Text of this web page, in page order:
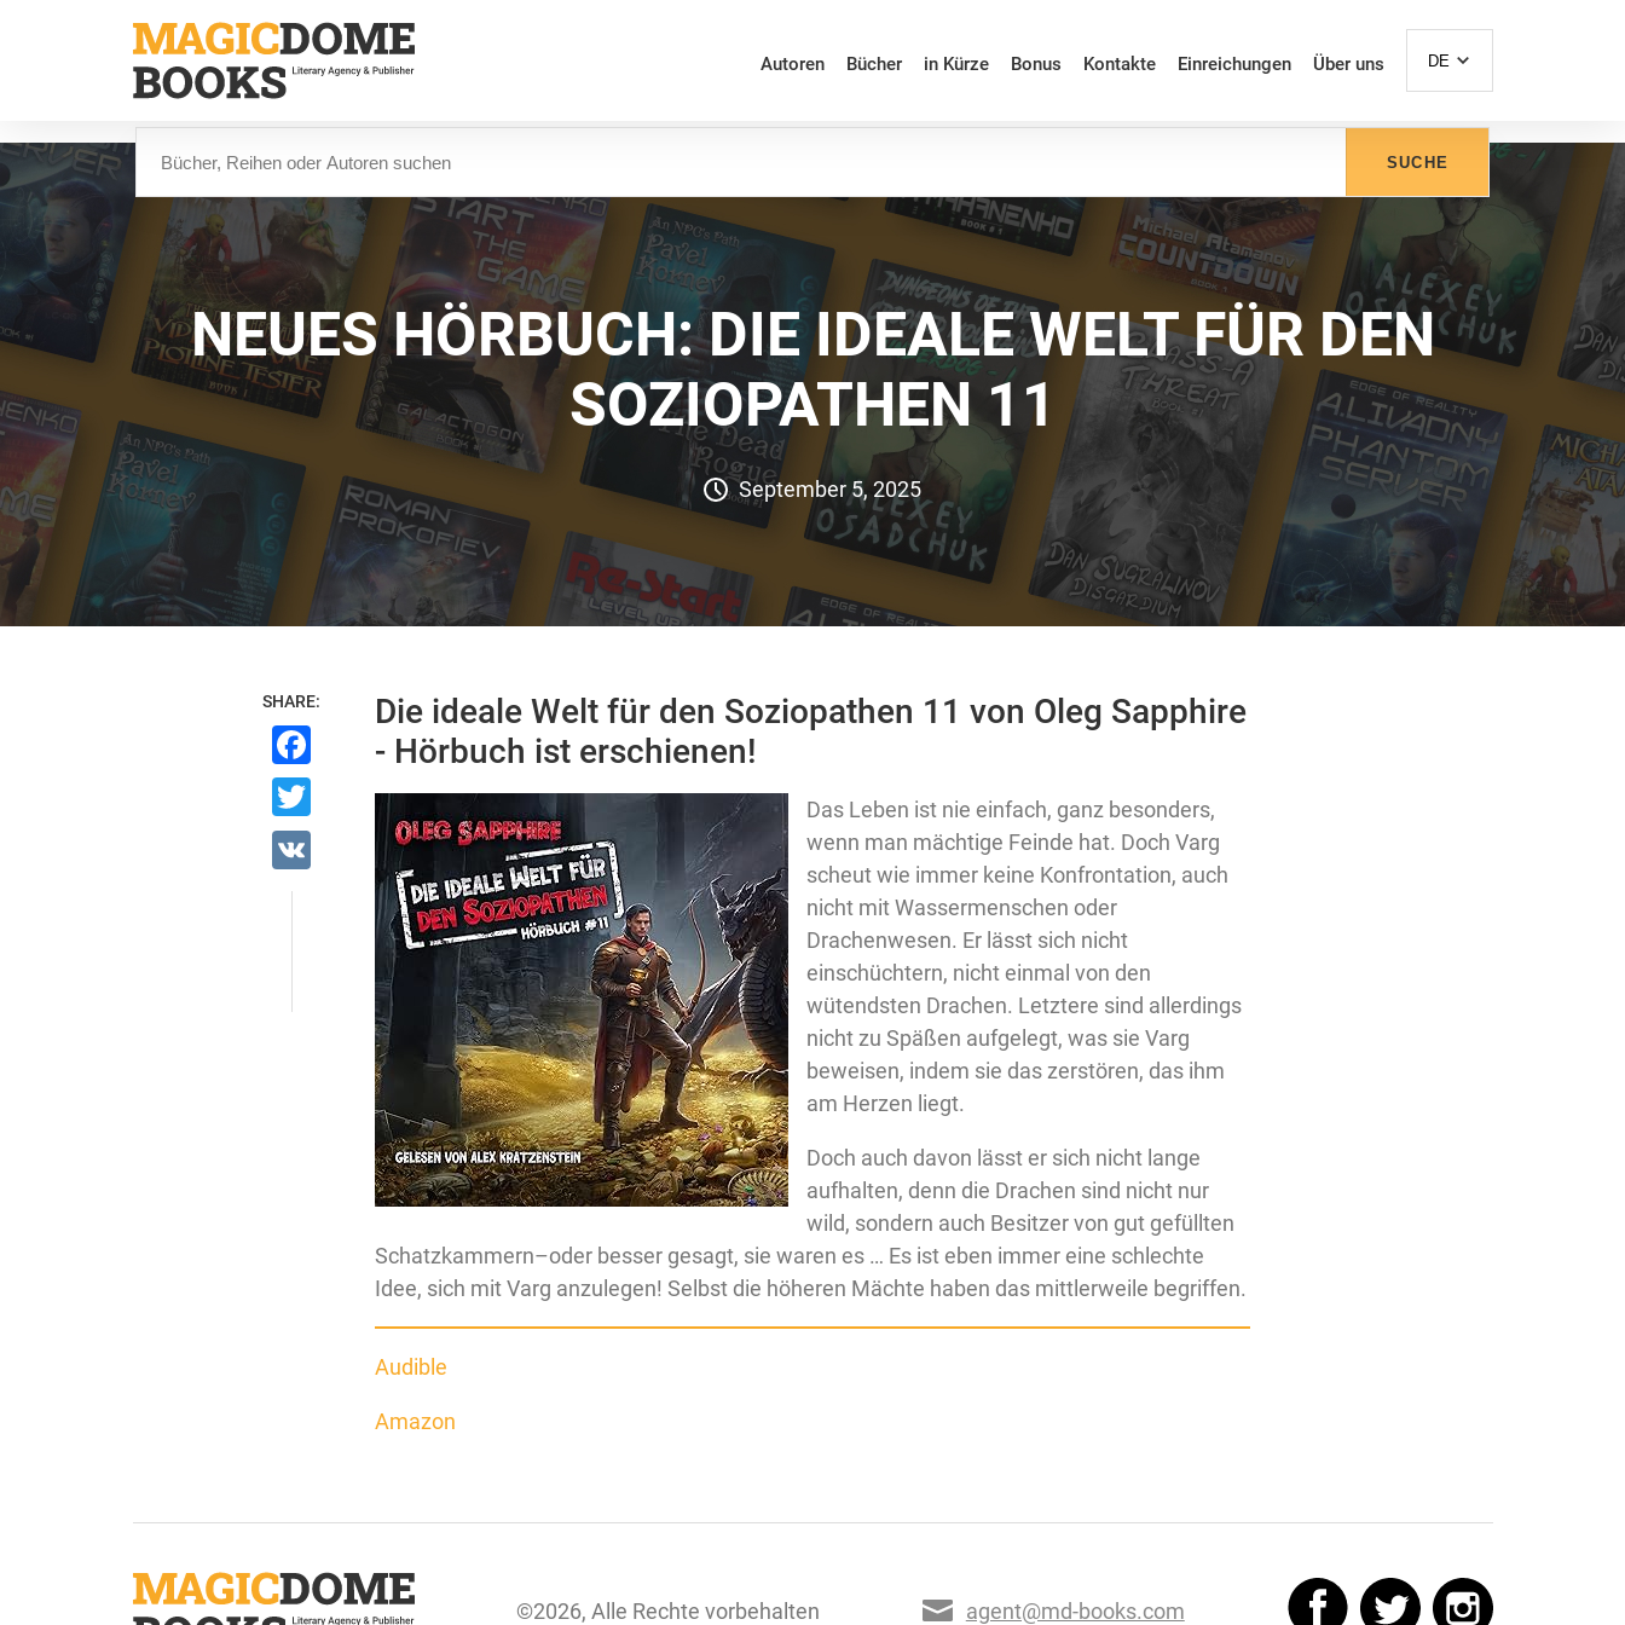
Autoren Bücher in Kürze Bonus Kontakte Einreichungen Über uns DE
SUCHE
NEUES HÖRBUCH: DIE IDEALE WELT FÜR DEN
SOZIOPATHEN 11
September 5, 2025
Die ideale Welt für den Soziopathen 11 von Oleg Sapphire
- Hörbuch ist erschienen!
Das Leben ist nie einfach, ganz besonders,
wenn man mächtige Feinde hat. Doch Varg
scheut wie immer keine Konfrontation, auch
nicht mit Wassermenschen oder
Drachenwesen. Er lässt sich nicht
einschüchtern, nicht einmal von den
wütendsten Drachen. Letztere sind allerdings
nicht zu Späßen aufgelegt, was sie Varg
beweisen, indem sie das zerstören, das ihm
am Herzen liegt.
Doch auch davon lässt er sich nicht lange
aufhalten, denn die Drachen sind nicht nur
wild, sondern auch Besitzer von gut gefüllten
Schatzkammern–oder besser gesagt, sie waren es … Es ist eben immer eine schlechte
Idee, sich mit Varg anzulegen! Selbst die höheren Mächte haben das mittlerweile begriffen.
Audible
Amazon
SHARE:
Facebook
Twitter
©2026, Alle Rechte vorbehalten agent@md-books.com